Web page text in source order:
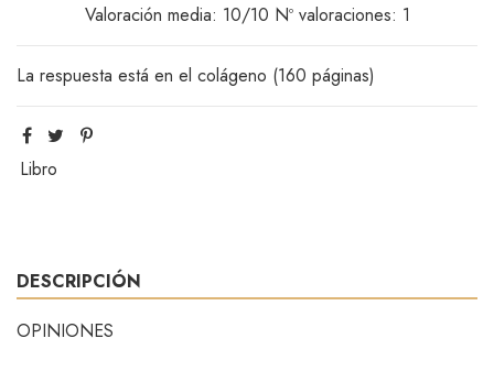
Valoración media: 10/10 Nº valoraciones: 1
La respuesta está en el colágeno (160 páginas)
Libro
DESCRIPCIÓN
OPINIONES